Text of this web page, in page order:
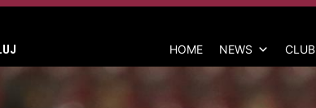
HOME NEWS CLUB